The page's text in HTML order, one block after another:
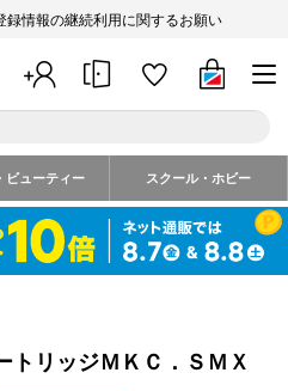
録情報の継続利用に関するお願い
ビューティー スクール・ホビー
リッジＭＫＣ．ＳＭＸ